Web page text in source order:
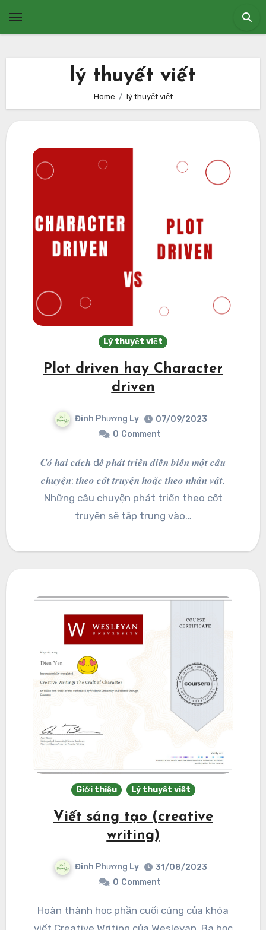
lý thuyết viết
Home lý thuyết viết
Lý thuyết viết
Plot driven hay Character
driven
Đinh Phương Ly
07/09/2023
0 Comment
𝑪𝒐́ 𝒉𝒂𝒊 𝒄𝒂́𝒄𝒉 đ𝒆̂̉ 𝒑𝒉𝒂́𝒕 𝒕𝒓𝒊𝒆̂̉𝒏 𝒅𝒊𝒆̂̃𝒏 𝒃𝒊𝒆̂́𝒏 𝒎𝒐̣̂𝒕 𝒄𝒂̂𝒖
𝒄𝒉𝒖𝒚𝒆̣̂𝒏: 𝒕𝒉𝒆𝒐 𝒄𝒐̂́𝒕 𝒕𝒓𝒖𝒚𝒆̣̂𝒏 𝒉𝒐𝒂̣̆𝒄 𝒕𝒉𝒆𝒐 𝒏𝒉𝒂̂𝒏 𝒗𝒂̣̂𝒕.
Những câu chuyện phát triển theo cốt
truyện sẽ tập trung vào…
Giới thiệu Lý thuyết viết
Viết sáng tạo (creative
writing)
Đinh Phương Ly
31/08/2023
0 Comment
Hoàn thành học phần cuối cùng của khóa